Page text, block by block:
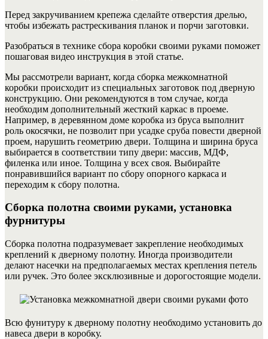
Перед закручиванием крепежа сделайте отверстия дрелью,
чтобы избежать растрескивания планок и порчи заготовки.
Разобраться в технике сбора коробки своими руками поможет
пошаговая видео инструкция в этой статье.
Мы рассмотрели вариант, когда сборка межкомнатной
коробки происходит из специальных заготовок под дверную
конструкцию. Они рекомендуются в том случае, когда
необходим дополнительный жесткий каркас в проеме.
Например, в деревянном доме коробка из бруса выполнит
роль окосячки, не позволит при усадке сруба повести дверной
проем, нарушить геометрию двери. Толщина и ширина бруса
выбирается в соответствии типу двери: массив, МДФ,
филенка или иное. Толщина у всех своя. Выбирайте
понравившийся вариант по сбору опорного каркаса и
переходим к сбору полотна.
Сборка полотна своими руками, установка
фурнитуры
Сборка полотна подразумевает закрепление необходимых
креплений к дверному полотну. Иногда производители
делают насечки на предполагаемых местах крепления петель
или ручек. Это более эксклюзивные и дорогостоящие модели.
Всю фунитуру к дверному полотну необходимо установить до
навеса двери в коробку.